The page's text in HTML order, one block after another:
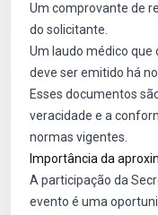
Um comprovante de
do solicitante.
Um laudo médico que
deve ser emitido há
Esses documentos
veracidade e a
normas vigentes.
Importância da
A participação da
evento é uma